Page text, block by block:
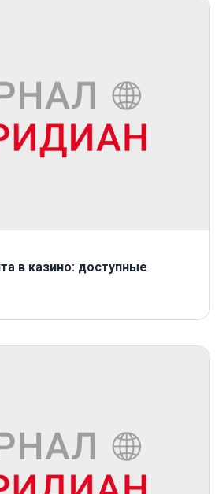
в казино: доступные